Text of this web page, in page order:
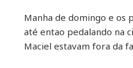
Manha de domingo e os
até entao pedalando na
Maciel estavam fora da